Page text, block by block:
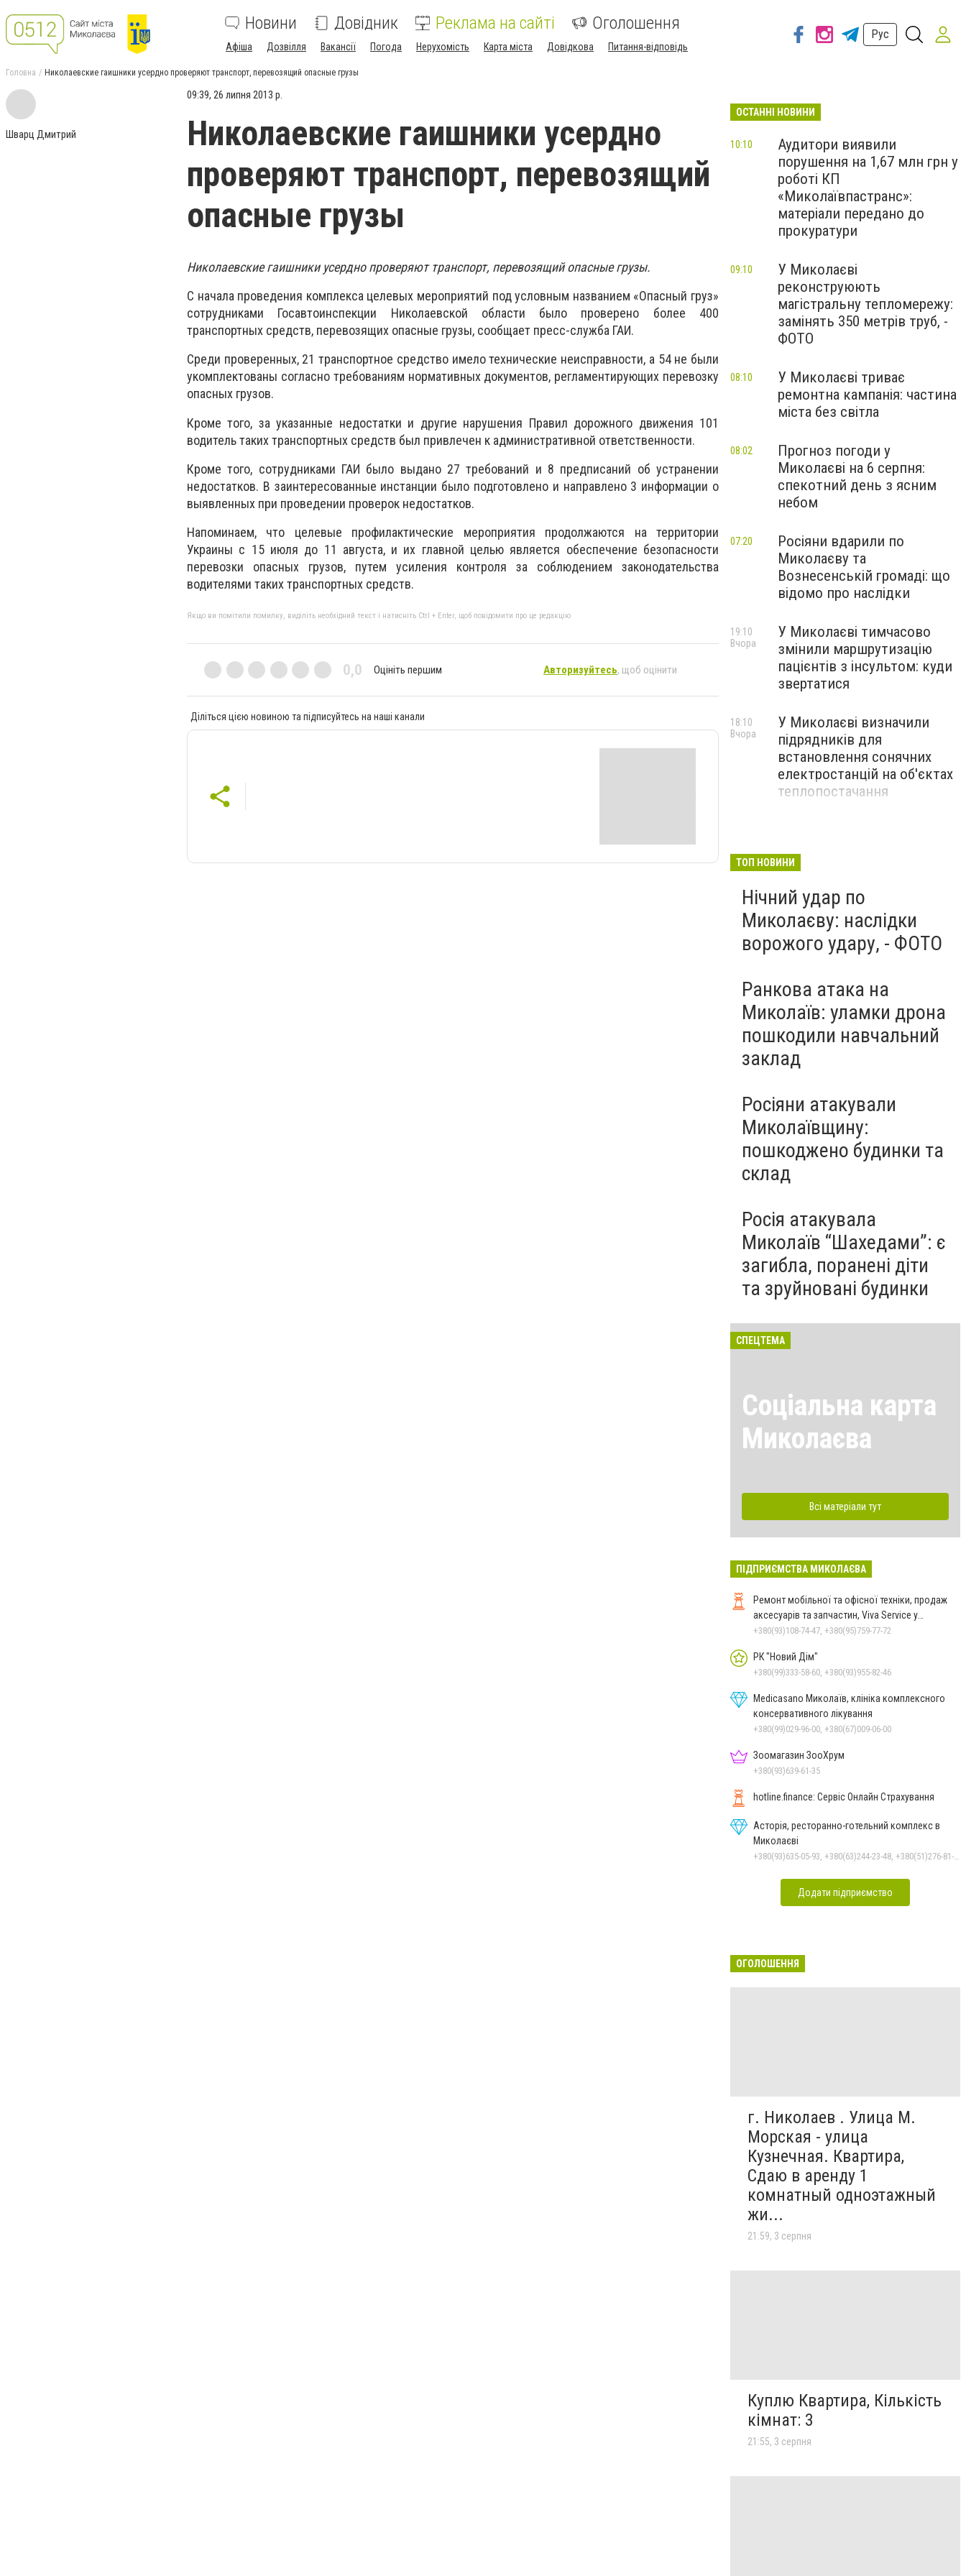
Новини Довідник Реклама на сайті Оголошення
Афіша Дозвілля Вакансії Погода Нерухомість Карта міста Довідкова Питання-відповідь
Рус
Головна Николаевские гаишники усердно проверяют транспорт, перевозящий опасные грузы
Шварц Дмитрий
09:39, 26 липня 2013 р.
Николаевские гаишники усердно
проверяют транспорт, перевозящий
опасные грузы
Николаевские гаишники усердно проверяют транспорт, перевозящий опасные грузы.
С начала проведения комплекса целевых мероприятий под условным названием «Опасный груз»
сотрудниками Госавтоинспекции Николаевской области было проверено более 400
транспортных средств, перевозящих опасные грузы, сообщает пресс-служба ГАИ.
Среди проверенных, 21 транспортное средство имело технические неисправности, а 54 не были
укомплектованы согласно требованиям нормативных документов, регламентирующих перевозку
опасных грузов.
Кроме того, за указанные недостатки и другие нарушения Правил дорожного движения 101
водитель таких транспортных средств был привлечен к административной ответственности.
Кроме того, сотрудниками ГАИ было выдано 27 требований и 8 предписаний об устранении
недостатков. В заинтересованные инстанции было подготовлено и направлено 3 информации о
выявленных при проведении проверок недостатков.
Напоминаем, что целевые профилактические мероприятия продолжаются на территории
Украины с 15 июля до 11 августа, и их главной целью является обеспечение безопасности
перевозки опасных грузов, путем усиления контроля за соблюдением законодательства
водителями таких транспортных средств.
Якщо ви помітили помилку, виділіть необхідний текст і натисніть Ctrl + Enter, щоб повідомити про це редакцію
0,0 Оцініть першим Авторизуйтесь, щоб оцінити
Діліться цією новиною та підписуйтесь на наші канали
ОСТАННІ НОВИНИ
Аудитори виявили
порушення на 1,67 млн грн у
роботі КП
«Миколаївпастранс»:
матеріали передано до
прокуратури
10:10
У Миколаєві
реконструюють
магістральну тепломережу:
замінять 350 метрів труб, -
ФОТО
09:10
У Миколаєві триває
ремонтна кампанія: частина
міста без світла
08:10
Прогноз погоди у
Миколаєві на 6 серпня:
спекотний день з ясним
небом
08:02
Росіяни вдарили по
Миколаєву та
Вознесенській громаді: що
відомо про наслідки
07:20
У Миколаєві тимчасово
змінили маршрутизацію
пацієнтів з інсультом: куди
звертатися
19:10
Вчора
У Миколаєві визначили
підрядників для
встановлення сонячних
електростанцій на об'єктах
теплопостачання
18:10
Вчора
серпень
ТОП НОВИНИ
Нічний удар по
Миколаєву: наслідки
ворожого удару, - ФОТО
Ранкова атака на
Миколаїв: уламки дрона
пошкодили навчальний
заклад
Росіяни атакували
Миколаївщину:
пошкоджено будинки та
склад
Росія атакувала
Миколаїв “Шахедами”: є
загибла, поранені діти
та зруйновані будинки
СПЕЦТЕМА
Соціальна карта
Миколаєва
Всі матеріали тут
ПІДПРИЄМСТВА МИКОЛАЄВА
Ремонт мобільної та офісної техніки, продаж
аксесуарів та запчастин, Viva Service у
Миколаєві
+380(93)108-74-47, +380(95)759-77-72
РК "Новий Дім"
+380(99)333-58-60, +380(93)955-82-46
Medicasano Миколаїв, клініка комплексного
консервативного лікування
+380(99)029-96-00, +380(67)009-06-00
Зоомагазин ЗооХрум
+380(93)639-61-35
hotline.finance: Сервіс Онлайн Страхування
Асторія, ресторанно-готельний комплекс в
Миколаєві
Додати підприємство
ОГОЛОШЕННЯ
г. Николаев . Улица М.
Морская - улица
Кузнечная. Квартира,
Сдаю в аренду 1
комнатный одноэтажный
жи...
21:59, 3 серпня
Куплю Квартира, Кількість
кімнат: 3
21:55, 3 серпня